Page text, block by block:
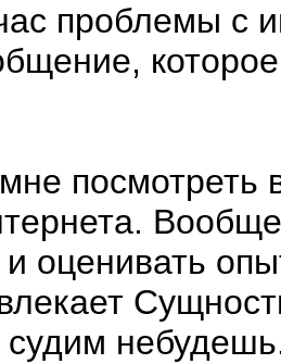
проблемы с
посмотреть
и оценивать